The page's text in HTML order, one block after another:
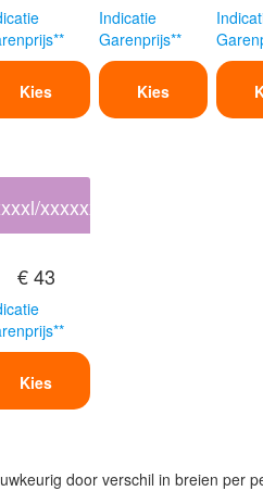
Kies
Indicatie
Garenprijs**
Kies
xxxxxxl
€ 43
Kies
door verschil in breien per